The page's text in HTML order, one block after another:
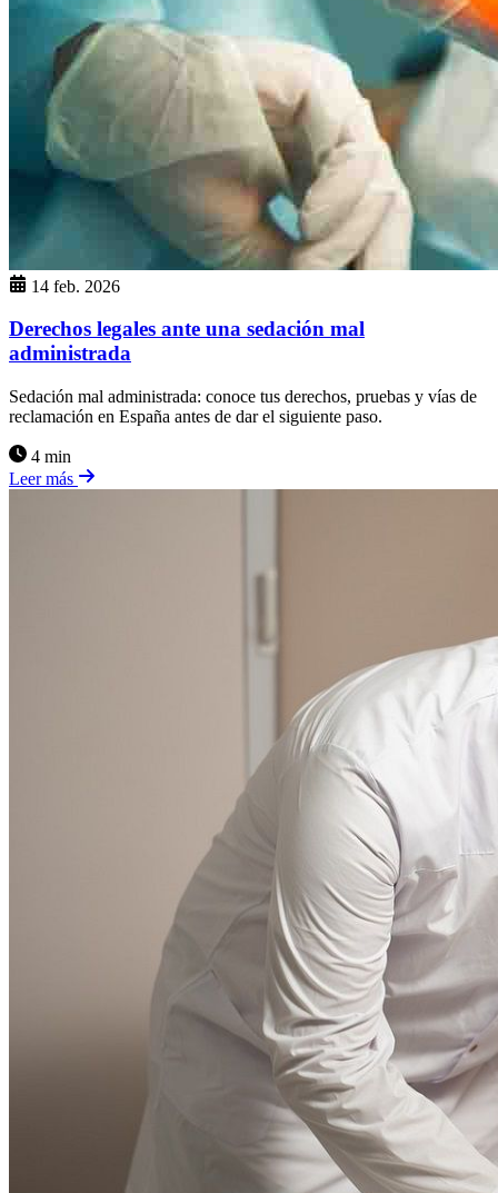
14 feb. 2026
Derechos legales ante una sedación mal
administrada
Sedación mal administrada: conoce tus derechos, pruebas y vías de
reclamación en España antes de dar el siguiente paso.
4 min
Leer más